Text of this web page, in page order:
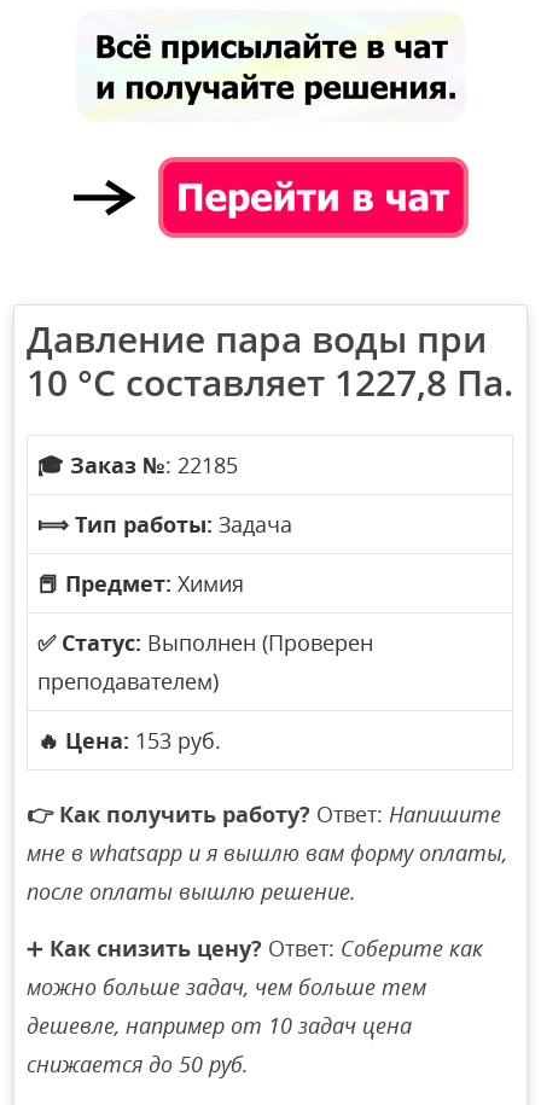
Давление пара воды при
10 °С составляет 1227,8 Па.
🎓 Заказ №: 22185
⟾ Тип работы: Задача
📕 Предмет: Химия
✅ Статус: Выполнен (Проверен
преподавателем)
🔥 Цена: 153 руб.
👉 Как получить работу? Ответ:Напишите
мне в whatsapp и я вышлю вам форму оплаты,
после оплаты вышлю решение.
➕ Как снизить цену? Ответ: Соберите как
можно больше задач, чем больше тем
дешевле, например от 10 задач цена
снижается до 50 руб.